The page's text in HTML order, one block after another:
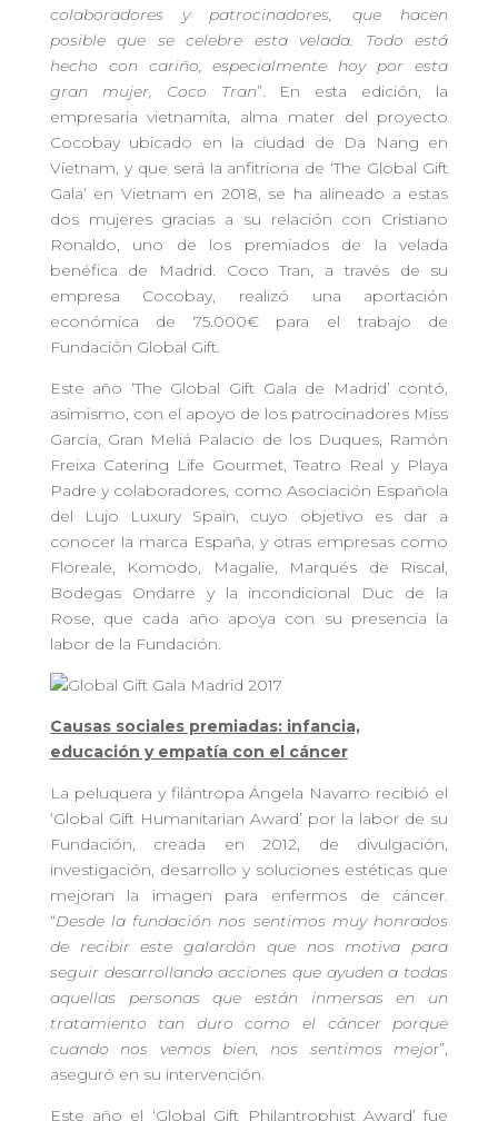
colaboradores y patrocinadores, que hacen
posible que se celebre esta velada. Todo está
hecho con cariño, especialmente hoy por esta
gran mujer, Coco Tran”. En esta edición, la
empresaria vietnamita, alma mater del proyecto
Cocobay ubicado en la ciudad de Da Nang en
Vietnam, y que será la anfitriona de ‘The Global Gift
Gala’ en Vietnam en 2018, se ha alineado a estas
dos mujeres gracias a su relación con Cristiano
Ronaldo, uno de los premiados de la velada
benéfica de Madrid. Coco Tran, a través de su
empresa Cocobay, realizó una aportación
económica de 75.000€ para el trabajo de
Fundación Global Gift.
Este año ‘The Global Gift Gala de Madrid’ contó,
asimismo, con el apoyo de los patrocinadores Miss
García, Gran Meliá Palacio de los Duques, Ramón
Freixa Catering Life Gourmet, Teatro Real y Playa
Padre y colaboradores, como Asociación Española
del Lujo Luxury Spain, cuyo objetivo es dar a
conocer la marca España, y otras empresas como
Floreale, Komodo, Magalie, Marqués de Riscal,
Bodegas Ondarre y la incondicional Duc de la
Rose, que cada año apoya con su presencia la
labor de la Fundación.
Causas sociales premiadas: infancia,
educación y empatía con el cáncer
La peluquera y filántropa Ángela Navarro recibió el
‘Global Gift Humanitarian Award’ por la labor de su
Fundación, creada en 2012, de divulgación,
investigación, desarrollo y soluciones estéticas que
mejoran la imagen para enfermos de cáncer.
“Desde la fundación nos sentimos muy honrados
de recibir este galardón que nos motiva para
seguir desarrollando acciones que ayuden a todas
aquellas personas que están inmersas en un
tratamiento tan duro como el cáncer porque
cuando nos vemos bien, nos sentimos mejor”,
aseguró en su intervención.
Este año el ‘Global Gift Philantrophist Award’ fue